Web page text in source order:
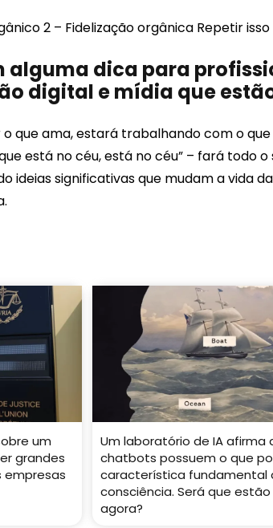
2 – Fidelização orgânica Repetir
alguma dica para
digital e mídia que
o que ama, estará trabalhando com o
está no céu, está no céu” – fará
ideias significativas que mudam a vida
um
grandes
empresas
Um laboratório de IA afirma
chatbots possuem o que
característica fundamental
consciência. Será que estão
agora?